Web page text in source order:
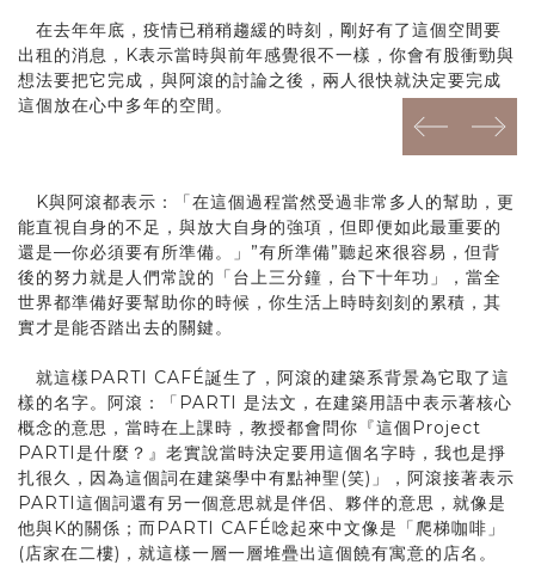
在去年年底，疫情已稍稍趨緩的時刻，剛好有了這個空間要
出租的消息，K表示當時與前年感覺很不一樣，你會有股衝勁與
想法要把它完成，與阿滾的討論之後，兩人很快就決定要完成
這個放在心中多年的空間。
prev next
K與阿滾都表示：「在這個過程當然受過非常多人的幫助，更
能直視自身的不足，與放大自身的強項，但即便如此最重要的
還是—你必須要有所準備。」 ”有所準備”聽起來很容易，但背
後的努力就是人們常說的「台上三分鐘，台下十年功」，當全
世界都準備好要幫助你的時候，你生活上時時刻刻的累積，其
實才是能否踏出去的關鍵。
就這樣PARTI CAFÉ誕生了，阿滾的建築系背景為它取了這
樣的名字。阿滾：「PARTI 是法文，在建築用語中表示著核心
概念的意思，當時在上課時，教授都會問你『這個Project
PARTI是什麼？』老實說當時決定要用這個名字時，我也是掙
扎很久，因為這個詞在建築學中有點神聖(笑)」，阿滾接著表示
PARTI這個詞還有另一個意思就是伴侶、夥伴的意思，就像是
他與K的關係；而PARTI CAFÉ唸起來中文像是「爬梯咖啡」
(店家在二樓)，就這樣一層一層堆疊出這個饒有寓意的店名。